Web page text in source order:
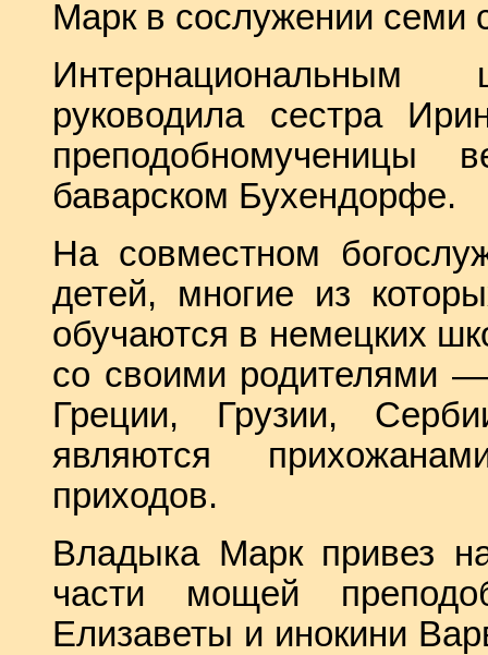
Маркв сослужении семи
руководила сестра
преподобномученицы
баварском Бухендорфе.
На совместном
детей, многие из
обучаются в немецких
со своими родителями
Греции, Грузии,
являются
приходов.
Владыка Марк привез
части мощей
Елизаветы и инокини